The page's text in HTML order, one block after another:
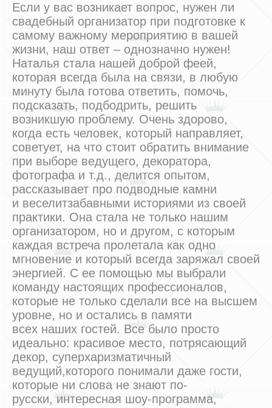
Если у вас возникает вопрос, нужен ли
свадебный организатор при подготовке к
самому важному мероприятию в вашей
жизни, наш ответ – однозначно нужен!
Наталья стала нашей доброй феей,
которая всегда была на связи, в любую
минуту была готова ответить, помочь,
подсказать, подбодрить, решить
возникшую проблему. Очень здорово,
когда есть человек, который направляет,
советует, на что стоит обратить внимание
при выборе ведущего, декоратора,
фотографа и т.д., делится опытом,
рассказывает про подводные камни
и веселитзабавными историями из своей
практики. Она стала не только нашим
организатором, но и другом, с которым
каждая встреча пролетала как одно
мгновение и который всегда заряжал своей
энергией. С ее помощью мы выбрали
команду настоящих профессионалов,
которые не только сделали все на высшем
уровне, но и остались в памяти
всех наших гостей. Все было просто
идеально: красивое место, потрясающий
декор, суперхаризматичный
ведущий,которого понимали даже гости,
которые ни слова не знают по-
русски, интересная шоу-программа,